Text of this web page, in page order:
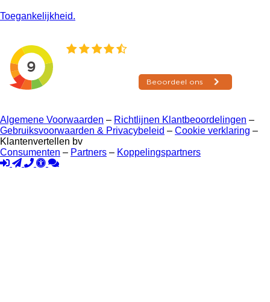
Toegankelijkheid.
Algemene Voorwaarden – Richtlijnen Klantbeoordelingen –
Gebruiksvoorwaarden & Privacybeleid – Cookie verklaring –
Klantenvertellen bv
Consumenten – Partners – Koppelingspartners